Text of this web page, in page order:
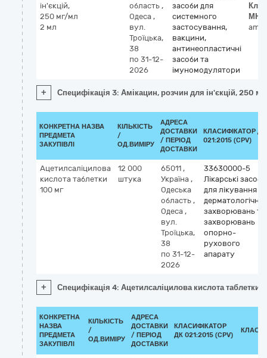
ін'єкцій,
250 мг/мл
2 мл
область ,
Одеса ,
вул.
Троїцька,
38
по 31-12-
2026
засоби для
системного
застосування,
вакцини,
антинеопластичні
засоби та
імуномодулятори
МНН
+ Специфікація 3: Амікацин, розчин для ін'єкцій, 250
КОНКРЕТНА НАЗВА
ПРЕДМЕТА
ЗАКУПІВЛІ
КІЛЬКІСТЬ
/
ОД.ВИМІРУ
АДРЕСА
ДОСТАВКИ
/ ПЕРІОД
ДОСТАВКИ
КЛАСИФІКАТОР ДК
021:2015 (CPV)
Ацетилсаліцилова
кислота таблетки
100 мг
12 000
штука
65011 ,
Україна ,
Одеська
область ,
Одеса ,
вул.
Троїцька,
38
по 31-12-
2026
33630000-5
Лікарські засоби
для лікування
захворювань та
захворювань
опорно-
рухового
апарату
+ Специфікація 4: Ацетилсаліцилова кислота таблетки
КОНКРЕТНА
НАЗВА
ПРЕДМЕТА
ЗАКУПІВЛІ
КІЛЬКІСТЬ
/
ОД.ВИМІРУ
АДРЕСА
ДОСТАВКИ
/ ПЕРІОД
ДОСТАВКИ
КЛАСИФІКАТОР
ДК 021:2015 (CPV)